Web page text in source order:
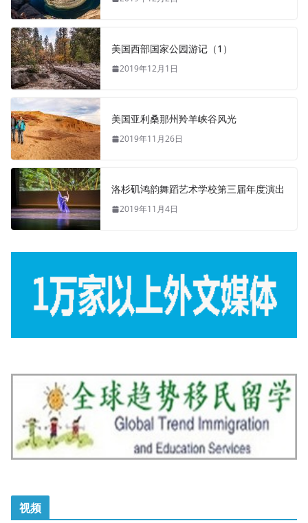
美国西部国家公园游记（1）
2019年12月1日
美国亚利桑那州羚羊峡谷风光
2019年11月26日
洛杉矶鸿韵舞蹈艺术学校第三届年度演出
2019年11月4日
视频